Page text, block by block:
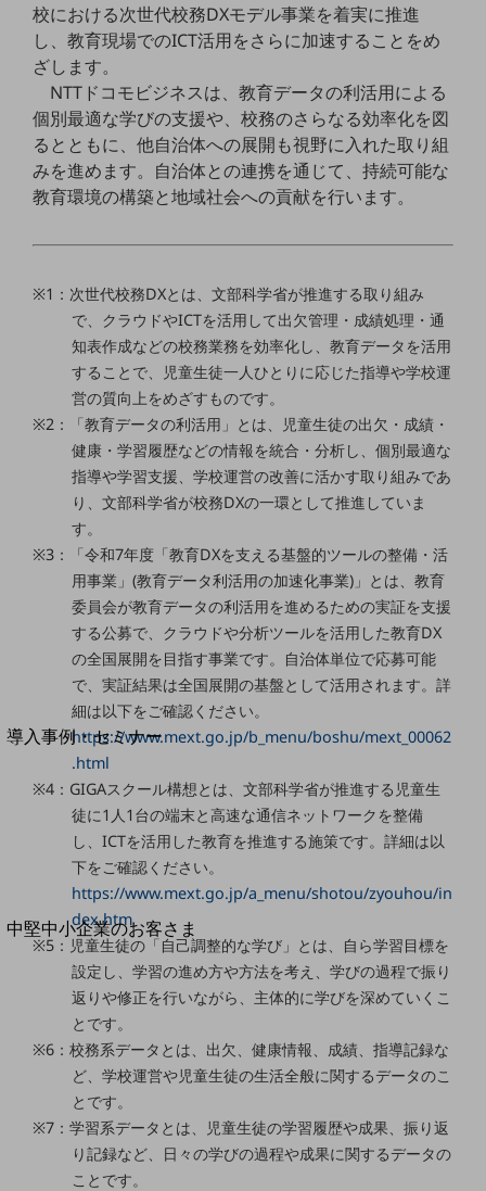
通信モジュール製品
衛星携帯電話
IOT完了済みメーカーブランド製品
料金
料金TOP
ドコモBiz データ無制限 ドコモ MAX ドコモ mini ドコモBiz かけ放題
ケータイプラン
5Gデータプラス
データプラス
IoT向け回線料金
home5Gプラン
モバイルサービス
端末の一元管理
セキュリティ
運用保守・故障紛失サポート
回線・ネットワーク
別ウィンドウで開きます
サービスをご利用中のお客さま
導入事例・セミナー
導入事例TOP
最新の導入事例や注目の導入事例をご紹介します
開催・出展する各種セミナー、イベント情報をご紹介します
中堅中小企業のお客さま
NTTドコモビジネスウォッチ
ビジネスお役立ち情報
旬な話題やお役立ち資料などDXの課題を
解決するヒントをお届けする記事サイト
新着記事
お役立ち資料ダウンロード
トレンド記事特集
IT用語集
中堅中小企業向け
サービス・ソリューション
校における次世代校務DXモデル事業を着実に推進
し、教育現場でのICT活用をさらに加速することをめ
ざします。
NTTドコモビジネスは、教育データの利活用による
個別最適な学びの支援や、校務のさらなる効率化を図
るとともに、他自治体への展開も視野に入れた取り組
みを進めます。自治体との連携を通じて、持続可能な
教育環境の構築と地域社会への貢献を行います。
※1：次世代校務DXとは、文部科学省が推進する取り組み
で、クラウドやICTを活用して出欠管理・成績処理・通
知表作成などの校務業務を効率化し、教育データを活用
することで、児童生徒一人ひとりに応じた指導や学校運
営の質向上をめざすものです。
※2：「教育データの利活用」とは、児童生徒の出欠・成績・
健康・学習履歴などの情報を統合・分析し、個別最適な
指導や学習支援、学校運営の改善に活かす取り組みであ
り、文部科学省が校務DXの一環として推進していま
す。
※3：「令和7年度「教育DXを支える基盤的ツールの整備・活
用事業」(教育データ利活用の加速化事業)」とは、教育
委員会が教育データの利活用を進めるための実証を支援
する公募で、クラウドや分析ツールを活用した教育DX
の全国展開を目指す事業です。自治体単位で応募可能
で、実証結果は全国展開の基盤として活用されます。詳
細は以下をご確認ください。
https://www.mext.go.jp/b_menu/boshu/mext_00062
.html
※4：GIGAスクール構想とは、文部科学省が推進する児童生
徒に1人1台の端末と高速な通信ネットワークを整備
し、ICTを活用した教育を推進する施策です。詳細は以
下をご確認ください。
https://www.mext.go.jp/a_menu/shotou/zyouhou/in
dex.htm
※5：児童生徒の「自己調整的な学び」とは、自ら学習目標を
設定し、学習の進め方や方法を考え、学びの過程で振り
返りや修正を行いながら、主体的に学びを深めていくこ
とです。
※6：校務系データとは、出欠、健康情報、成績、指導記録な
ど、学校運営や児童生徒の生活全般に関するデータのこ
とです。
※7：学習系データとは、児童生徒の学習履歴や成果、振り返
り記録など、日々の学びの過程や成果に関するデータの
ことです。